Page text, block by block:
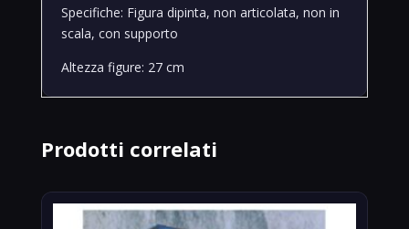
Specifiche: Figura dipinta, non articolata, non in
scala, con supporto
Altezza figure: 27 cm
Prodotti correlati